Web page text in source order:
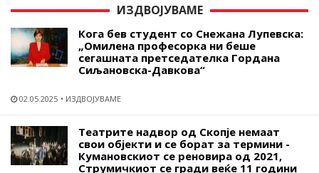
ИЗДВОЈУВАМЕ
Кога бев студент со Снежана Лупевска:
„Омилена професорка ни беше
сегашната претседателка Гордана
Сиљановска-Давкова“
02.05.2025 ИЗДВОЈУВАМЕ
Театрите надвор од Скопје немаат
свои објекти и се борат за термини -
Кумановскиот се реновира од 2021,
Струмичкиот се гради веќе 11 години